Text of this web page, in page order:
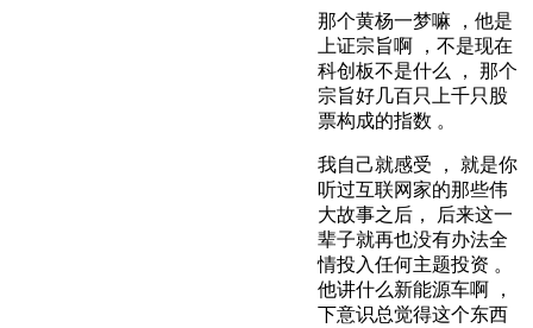
那个黄杨一梦嘛 ，他是
上证宗旨啊 ，不是现在
科创板不是什么 ， 那个
宗旨好几百只上千只股
票构成的指数 。
我自己就感受 ， 就是你
听过互联网家的那些伟
大故事之后， 后来这一
辈子就再也没有办法全
情投入任何主题投资 。
他讲什么新能源车啊 ，
下意识总觉得这个东西